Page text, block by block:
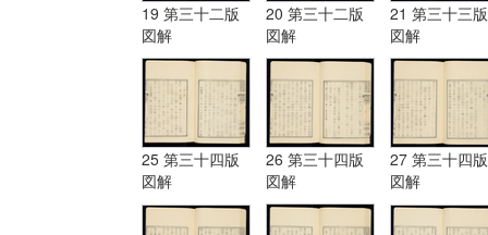
19 第三十二版
図解
20 第三十二版
図解
21 第三十三版
図解
25 第三十四版
図解
26 第三十四版
図解
27 第三十四版
図解